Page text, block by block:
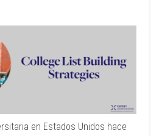
en Estados Unidos hace